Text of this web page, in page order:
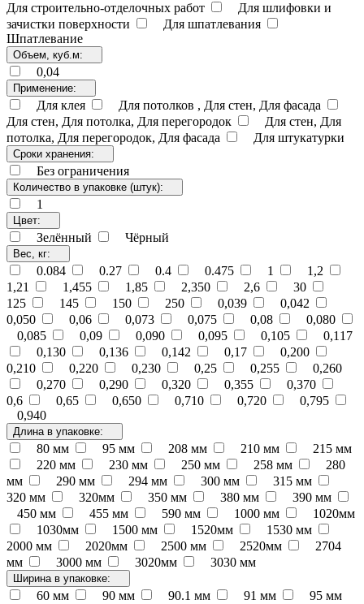
Для строительно-отделочных работ
Для шлифовки и
зачистки поверхности
Для шпатлевания
Шпатлевание
Объем, куб.м:
0,04
Применение:
Для клея
Для потолков , Для стен, Для фасада
Для стен, Для потолка, Для перегородок
Для стен, Для
потолка, Для перегородок, Для фасада
Для штукатурки
Сроки хранения:
Без ограничения
Количество в упаковке (штук):
1
Цвет:
Зелённый Чёрный
Вес, кг:
0.084 0.27 0.4 0.475 1
1,2
1,21
1,455 1,85 2,350 2,6
30
125
145 150 250 0,039
0,042
0,050
0,06 0,073 0,075 0,08
0,080
0,085
0,09 0,090 0,095 0,105
0,117
0,130
0,136 0,142 0,17
0,200
0,210
0,220 0,230 0,25 0,255
0,260
0,270
0,290 0,320 0,355
0,370
0,6
0,65 0,650 0,710 0,720
0,795
0,940
Длина в упаковке:
80 мм 95 мм 208 мм 210 мм
215 мм
220 мм
230 мм 250 мм 258 мм
280
мм
290 мм 294 мм 300 мм
315 мм
320 мм
320мм 350 мм 380 мм
390 мм
450 мм
455 мм 590 мм 1000 мм
1020мм
1030мм
1500 мм 1520мм
1530 мм
2000 мм
2020мм 2500 мм 2520мм
2704
мм
3000 мм 3020мм 3030 мм
Ширина в упаковке:
60 мм 90 мм 90.1 мм 91 мм
95 мм